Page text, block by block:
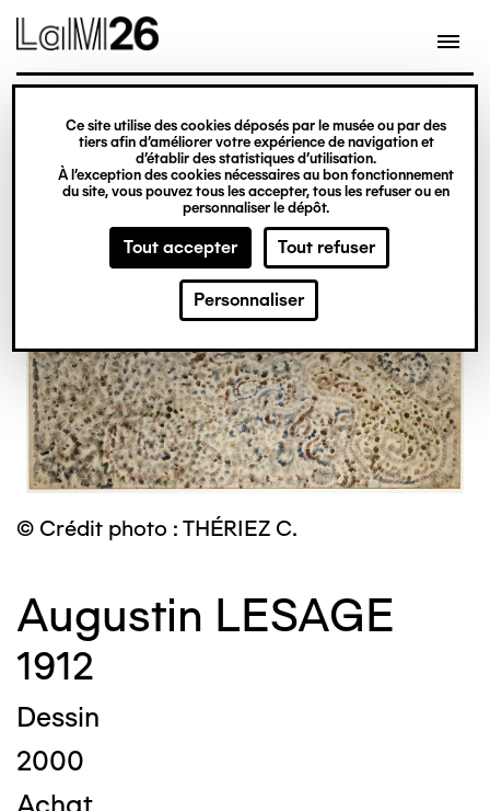
Gestion des cookies
Ce site utilise des cookies déposés par le musée ou par des
tiers afin d’améliorer votre expérience de navigation et
d’établir des statistiques d’utilisation.
À l’exception des cookies nécessaires au bon fonctionnement
du site, vous pouvez tous les accepter, tous les refuser ou en
personnaliser le dépôt.
Tout accepter Tout refuser
Personnaliser
contenu
© Crédit photo : THÉRIEZ C.
Augustin LESAGE
1912
Dessin
2000
Achat